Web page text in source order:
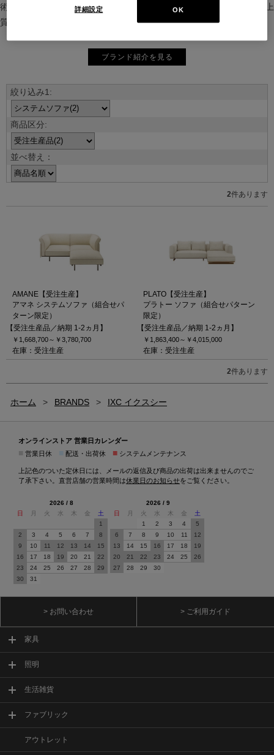
術を活かした持続可能で洗練されたインテリアを提案。長く愛される上
質な暮らしを届けます。
ブランド紹介を見る
並べ替え：
2件あります
AMANE【受注生産】
アマネ システムソファ（組合せパ
ターン限定）
【受注生産品／納期 1-2ヵ月】
￥1,668,700～ ￥3,780,700
在庫：受注生産
PLATO【受注生産】
プラトー ソファ（組合せパターン
限定）
【受注生産品／納期 1-2ヵ月】
￥1,863,400～ ￥4,015,000
在庫：受注生産
2件あります
ホーム > BRANDS > IXC イクスシー
オンラインストア 営業日カレンダー
営業日休 配送・出荷休 ■ システムメンテナンス
上記色のついた定休日には、メールの返信及び商品の出荷は出来ませんのでご
了承下さい。直営店舗の営業時間は休業日のお知らせをご覧ください。
2026 / 8
日
月 火 水 木 金
土
1
2
3 4 5 6 7
8
9
10 11 12 13 14
15
16
17 18 19 20 21
22
23
24 25 26 27 28
29
30
31
2026 / 9
日
月 火 水 木 金
土
1
2 3 4
5
6
7 8 9 10 11
12
13
14 15 16 17 18
19
20
21 22 23 24 25
26
27
28 29 30
> お問い合わせ > ご利用ガイド
家具
照明
生活雑貨
ファブリック
アウトレット
OK
詳細設定